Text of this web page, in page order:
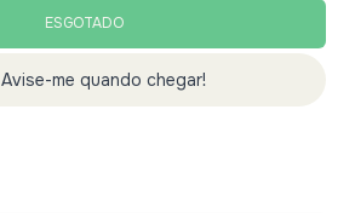
Avise-me quando chegar!